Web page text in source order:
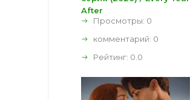
After
Просмотры: 0
комментарий: 0
Рейтинг: 0.0